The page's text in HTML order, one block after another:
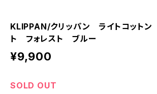
KLIPPAN/クリッパン ライトコットン
ト フォレスト ブルー
¥9,900
SOLD OUT